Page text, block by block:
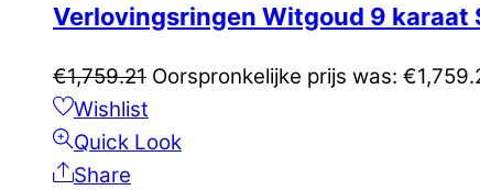
Verlovingsringen Witgoud 9 karaat
€1,759.21 Oorspronkelijke prijs was:
Wishlist
Quick Look
Share